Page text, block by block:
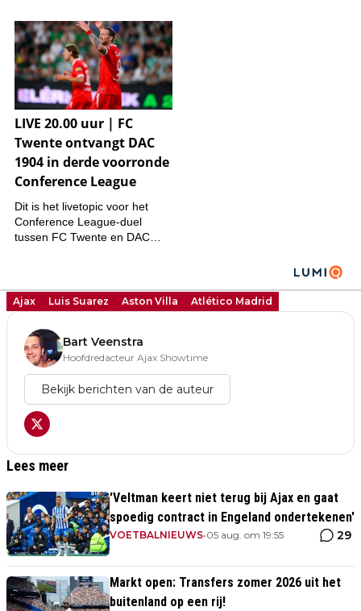
Ajax Luis Suarez Aston Villa Atlético Madrid
Bart Veenstra
Hoofdredacteur Ajax Showtime
Bekijk berichten van de auteur
Lees meer
'Veltman keert niet terug bij Ajax en gaat
spoedig contract in Engeland ondertekenen'
VOETBALNIEUWS•05 aug. om 19:55 29
Markt open: Transfers zomer 2026 uit het
buitenland op een rij!